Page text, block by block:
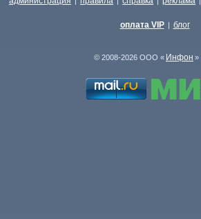
оплата VIP | блог
© 2008-2026 ООО « Инфон »